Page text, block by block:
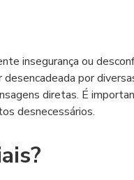
insegurança ou
por
diretas. É
desnecessários.